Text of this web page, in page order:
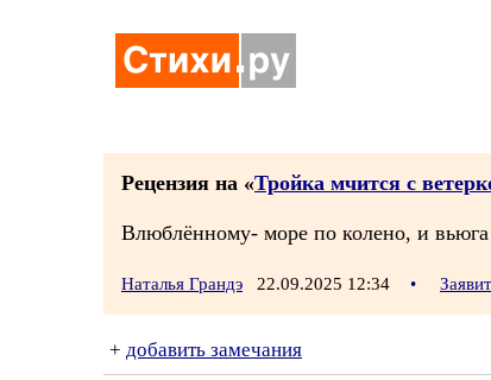
Рецензия на «Тройка мчится с
Влюблённому- море по колено, и вьюга
Наталья Грандэ 22.09.2025 12:34 •
+ добавить замечания